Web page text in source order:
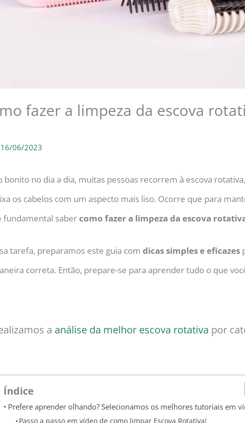
fazer a limpeza da escova
16/06/2023
bonito no dia a dia, muitas pessoas recorrem à escova
os cabelos com um aspecto mais liso. Ocorre que para
fundamental sabercomo fazer a limpeza da escova
tarefa, preparamos este guia com dicas simples e eficazes
correta. Então, prepare-se para aprender tudo o que
a análise da melhor escova rotativa por
Índice
Prefere aprender olhando? Selecionamos os melhores tutoriais em
Passo a passo em vídeo de como limpar Escova Rotativa!